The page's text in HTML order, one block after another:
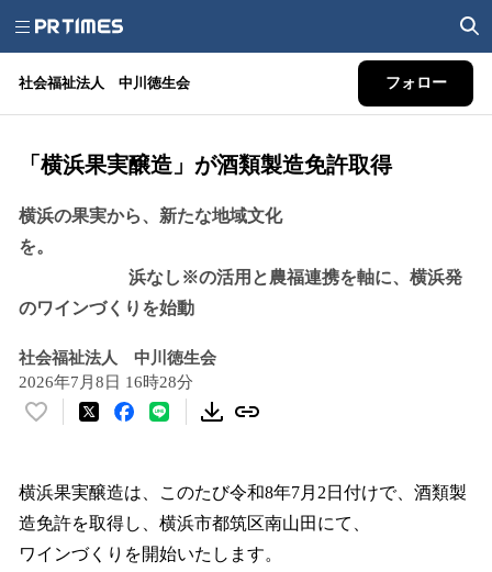
社会福祉法人 中川徳生会 フォロー
「横浜果実醸造」が酒類製造免許取得
横浜の果実から、新たな地域文化
を。
浜なし※の活用と農福連携を軸に、横浜発
のワインづくりを始動
社会福祉法人 中川徳生会
2026年7月8日 16時28分
い
！
数
を
読
横浜果実醸造は、このたび令和8年7月2日付けで、酒類製
造免許を取得し、横浜市都筑区南山田にて、
ワインづくりを開始いたします。